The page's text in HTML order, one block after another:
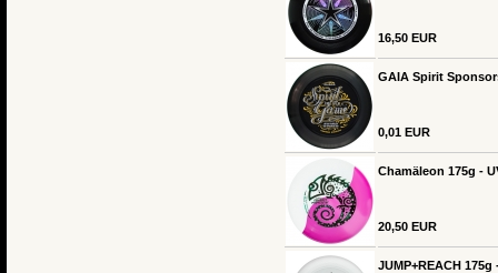
16,50 EUR
GAIA Spirit
0,01 EUR
Chamäleon 175g -
20,50 EUR
JUMP+REACH 175g